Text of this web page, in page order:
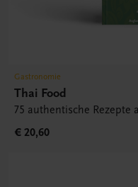
Gastronomie
Thai Food
75 authentische Rezepte
€ 20,60